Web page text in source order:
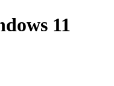
11